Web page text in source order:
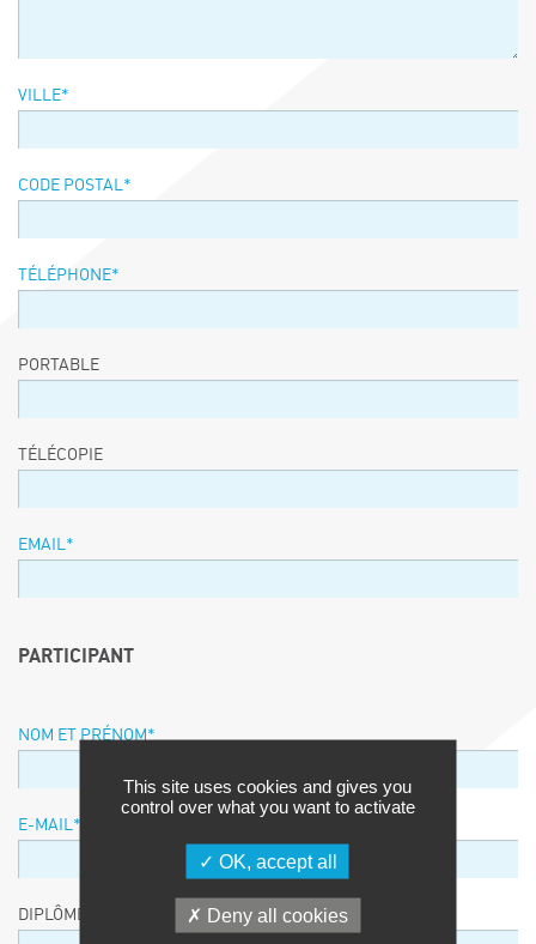
VILLE*
CODE POSTAL*
TÉLÉPHONE*
PORTABLE
TÉLÉCOPIE
EMAIL *
PARTICIPANT
NOM ET PRÉNOM *
E-MAIL *
DIPLÔME / EQUIVALENCE / NIVEAU
This site uses cookies and gives you
control over what you want to activate
OK, accept all
Deny all cookies